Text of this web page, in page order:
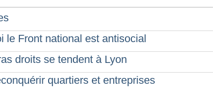
le Front national est antisocial
droits se tendent à Lyon
quartiers et entreprises